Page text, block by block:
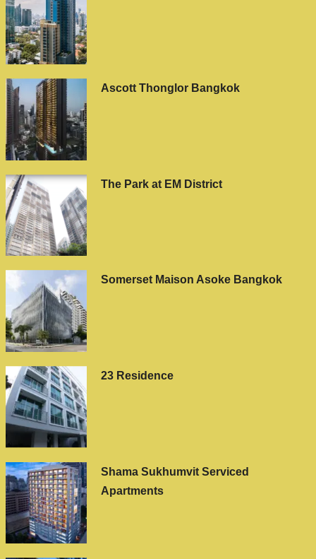
Ascott Thonglor Bangkok
The Park at EM District
Somerset Maison Asoke Bangkok
23 Residence
Shama Sukhumvit Serviced
Apartments